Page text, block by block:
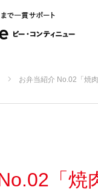
お弁当紹介 No.02「焼
「焼